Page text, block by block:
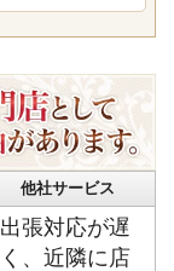
他社サービス
出張対応が遅
く、近隣に店